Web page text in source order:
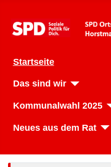
Startseite
Das sind wir
Kommunalwahl 2025
Neues aus dem Rat